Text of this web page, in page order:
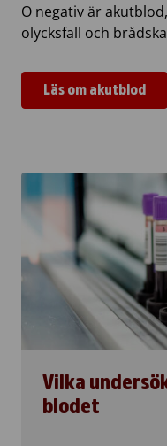
O negativ är
olycksfall och
Läs om akutblod
Vilka
blodet